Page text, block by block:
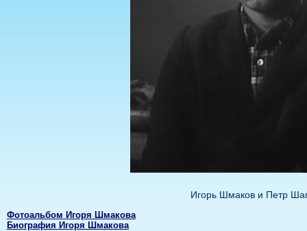
Игорь Шмаков и Петр
Фотоальбом Игоря Шмакова
Биография Игоря Шмакова